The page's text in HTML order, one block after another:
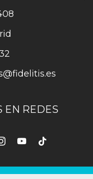
EN REDES
youtubetiktok